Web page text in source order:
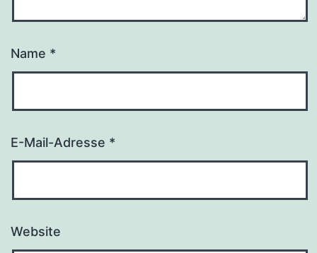
Name *
E-Mail-Adresse *
Website